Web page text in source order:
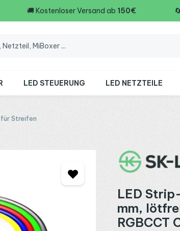
🚚 Kostenloser Versand ab 150€
LED STEUERUNG LED NETZTEILE
Streifen
LED
mm,
RGBCCT